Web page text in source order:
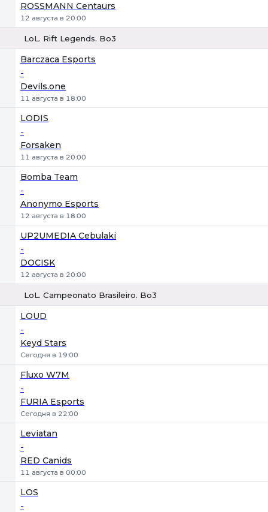
ROSSMANN Centaurs
12 августа в 20:00
LoL. Rift Legends. Bo3
Barczaca Esports
-
Devils.one
11 августа в 18:00
LODIS
-
Forsaken
11 августа в 20:00
Bomba Team
-
Anonymo Esports
12 августа в 18:00
UP2UMEDIA Cebulaki
-
DOCISK
12 августа в 20:00
LoL. Campeonato Brasileiro. Bo3
LOUD
-
Keyd Stars
Сегодня в 19:00
Fluxo W7M
-
FURIA Esports
Сегодня в 22:00
Leviatan
-
RED Canids
11 августа в 00:00
LOS
-